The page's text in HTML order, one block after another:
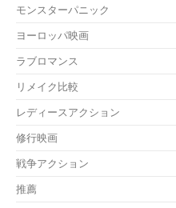
モンスターパニック
ヨーロッパ映画
ラブロマンス
リメイク比較
レディースアクション
修行映画
戦争アクション
推薦